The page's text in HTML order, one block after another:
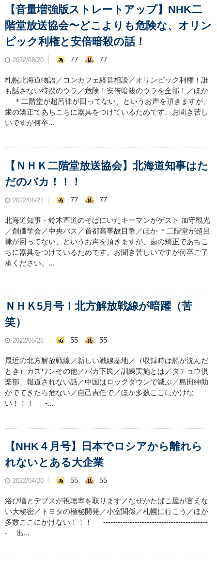
【音量増強版ストレートアップ】NHK二
階堂放送協会〜どこよりも危険な、オリン
ピック利権と安倍暗殺の話！
2022/08/20 77 77
札幌北海道物語／コンカフェ経営相談／オリンピック利権！誰
も話さない特捜のウラ／危険！安倍暗殺のウラを全部！／ほか
＊二階堂が超呂律が回ってない、というお声を頂きますが、
歯の矯正であちこちに器具をつけているためです。お聞き苦し
いですが何卒...
【ＮＨＫ二階堂放送協会】北海道知事はた
だのバカ！！！
2022/06/21 77 77
北海道知事・鈴木直道のそばにいたキーマンがゲスト 加守観光
／創価学会／中央バス／首都高事故目撃／ほか ＊二階堂が超呂
律が回ってない、というお声を頂きますが、歯の矯正であちこ
ちに器具をつけているためです。お聞き苦しいですが何卒ご了
承ください。...
ＮＨＫ5月号！北方解放戦線が暗躍（苦
笑）
2022/05/26 55 55
最近の北方解放戦線／新しい戦線基地／（収録時は船が沈んだ
とき）カズワンその他／バカ下民／訓練実施とは／ダチョウ倶
楽部、報道されない話／中国はロックダウンで滅ぶ／島田紳助
がでてきたら危ない／自己責任で／ほか多数ここにかけな
い！！！ -...
【NHK４月号】日本でロシアから離れら
れないとある大企業
2022/04/20 55 55
浴び増とデブスが視聴率を取ります／なぜかたばこ屋が言えな
い大秘密／トヨタの極秘開発／小室関係／札幌に行こう／ほか
多数ここにかけない！！！ -------------------------------------------
- 出...